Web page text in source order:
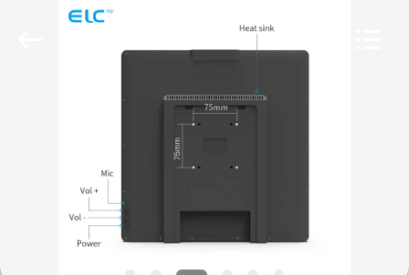
ΠΡΟΪΌΝΤΑ
ΠΕΡΊΠΟΥ
ΕΜΕΊΣ